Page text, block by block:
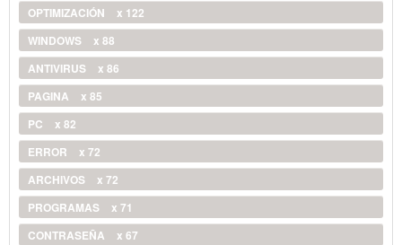
OPTIMIZACIÓN
x 122
WINDOWS
x 88
ANTIVIRUS
x 86
PAGINA
x 85
PC
x 82
ERROR
x 72
ARCHIVOS
x 72
PROGRAMAS
x 71
CONTRASEÑA
x 67